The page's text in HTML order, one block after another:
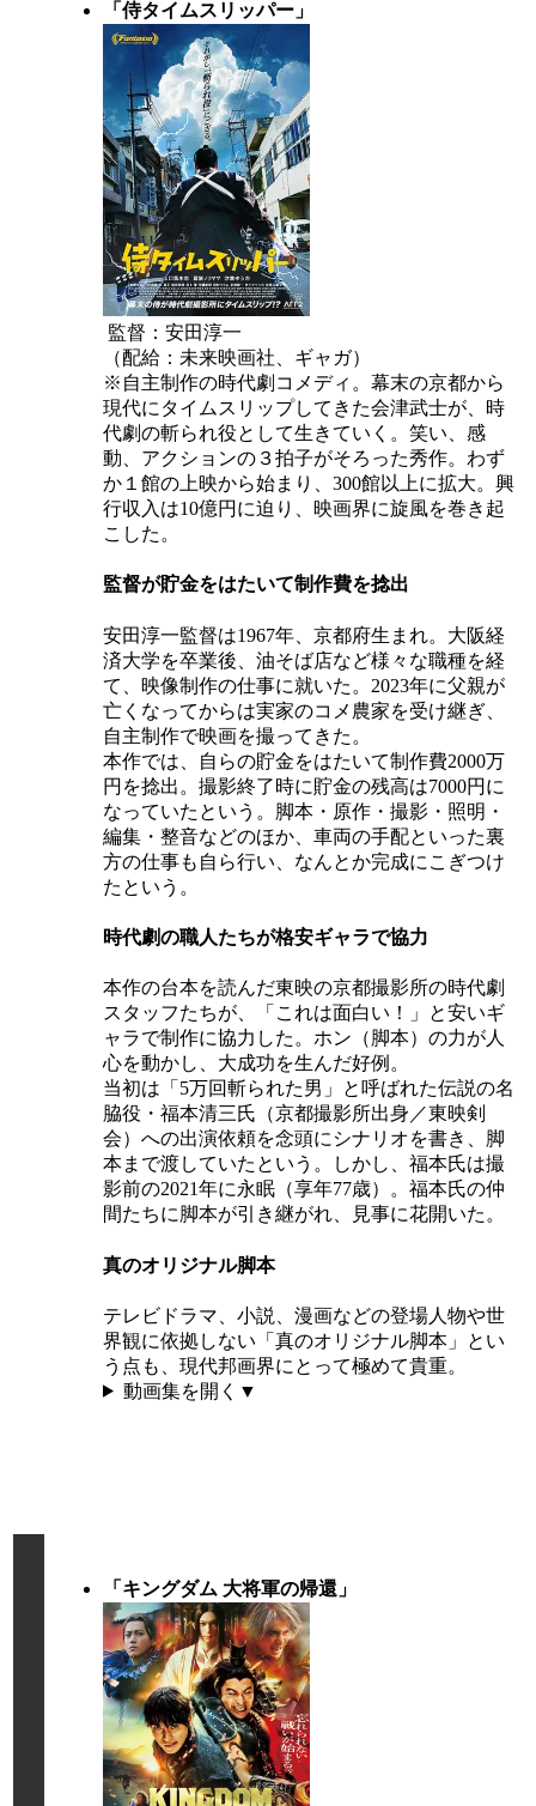
「侍タイムスリッパー」
監督：安田淳一
（配給：未来映画社、ギャガ）
※自主制作の時代劇コメディ。幕末の京都から
現代にタイムスリップしてきた会津武士が、時
代劇の斬られ役として生きていく。笑い、感
動、アクションの３拍子がそろった秀作。わず
か１館の上映から始まり、300館以上に拡大。興
行収入は10億円に迫り、映画界に旋風を巻き起
こした。
監督が貯金をはたいて制作費を捻出
安田淳一監督は1967年、京都府生まれ。大阪経
済大学を卒業後、油そば店など様々な職種を経
て、映像制作の仕事に就いた。2023年に父親が
亡くなってからは実家のコメ農家を受け継ぎ、
自主制作で映画を撮ってきた。
本作では、自らの貯金をはたいて制作費2000万
円を捻出。撮影終了時に貯金の残高は7000円に
なっていたという。脚本・原作・撮影・照明・
編集・整音などのほか、車両の手配といった裏
方の仕事も自ら行い、なんとか完成にこぎつけ
たという。
時代劇の職人たちが格安ギャラで協力
本作の台本を読んだ東映の京都撮影所の時代劇
スタッフたちが、「これは面白い！」と安いギ
ャラで制作に協力した。ホン（脚本）の力が人
心を動かし、大成功を生んだ好例。
当初は「5万回斬られた男」と呼ばれた伝説の名
脇役・福本清三氏（京都撮影所出身／東映剣
会）への出演依頼を念頭にシナリオを書き、脚
本まで渡していたという。しかし、福本氏は撮
影前の2021年に永眠（享年77歳）。福本氏の仲
間たちに脚本が引き継がれ、見事に花開いた。
真のオリジナル脚本
テレビドラマ、小説、漫画などの登場人物や世
界観に依拠しない「真のオリジナル脚本」とい
う点も、現代邦画界にとって極めて貴重。
動画集を開く▼
「キングダム 大将軍の帰還」